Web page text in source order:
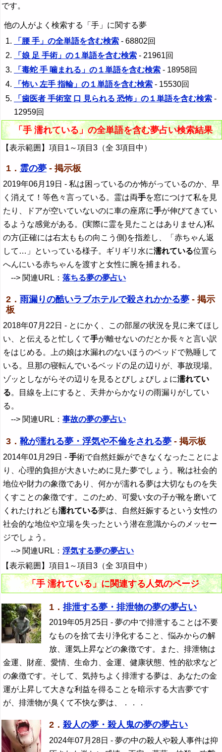
です。
他の人がよく検索する「手」に関する夢
「腰 手」の全単語を含む検索 - 68802回
「娘 足 手術」の１単語を含む検索 - 21961回
「毒蛇 手 噛まれる」の１単語を含む検索 - 18958回
「怖い 左手 指輪」の１単語を含む検索 - 15530回
「歯医者 手術室 口 見られる 恐怖」の１単語を含む検索 -
12959回
「手 濡れている」の全単語を含む夢占い検索結果
【表示範囲】項目1～項目3（全 3項目中）
1． 霊の夢- 掲示板
2019年06月19日 - 私は困っているのか怖がっているのか、早
く消えて！等色々言っている。霊は両手を窓につけて私を見
たり、ドアが空いていないのに車の座席に手が伸びてきてい
るような感覚がある。(実際に霊を見たことはありません)私
の方(正確には右太ももの向こう側)を指差し、「赤ちゃん返
して…」といっている様子。ギリギリ水に濡れている位置ら
へんにいる赤ちゃんを渡すと女性に腕を捕まれる。
--> 関連URL：落ちる夢の夢占い
2． 雨漏りの酷いラブホテルで殺されかかる夢- 掲示
板
2018年07月22日 - とにかく、この部屋の状況を見に来てほし
い、と伝えると忙しくて手が離せないのだとか長々と言い訳
をはじめる。上の娘は水漏れのないほうのベッドで熟睡して
いる。旦那の寝転んでいるベッドの足の辺りが、事故現場。
ゾッとしながらその辺りを見るとびしょびしょに濡れてい
る。目線を上にすると、天井からかなりの雨漏りがしてい
る。
--> 関連URL：事故の夢の夢占い
3． 靴が濡れる夢・浮気や不倫をされる夢- 掲示板
2014年01月29日 -手術で自然妊娠ができなくなったことによ
り、心理的負担が大きいために見た夢でしょう。靴は社会的
地位や財力の象徴であり、何かが濡れる夢は大切なものを失
くすことの象徴です。このため、可愛い女の子が靴を磨いて
くれたけれども濡れている夢は、自然妊娠するという女性の
社会的な地位や立場を失ったという潜在意識からのメッセー
ジでしょう。
--> 関連URL：浮気する夢の夢占い
【表示範囲】項目1～項目3（全 3項目中）
「手 濡れている」に関連する人気のページ
1． 排泄する夢・排泄物の夢の夢占い
2019年05月25日 - 夢の中で排泄することは不要
なものを捨て去り浄化すること、悩みからの解
放、運気上昇などの象徴です。また、排泄物は
金運、財産、愛情、生命力、金運、健康状態、性的欲求など
の象徴です。そして、気持ちよく排泄する夢は、あなたの金
運が上昇して大きな利益を得ることを暗示する大吉夢です
が、排泄物が臭くて不快な夢は、．．．
2． 殺人の夢・殺人鬼の夢の夢占い
2024年07月28日 - 夢の中の殺人や殺人事件は抑